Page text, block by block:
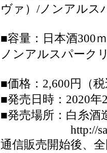
ヴァ）/ノンアルス
■容量：日本酒300
ノンアルスパーク
■価格：2,600円（
■発売日時：2020年
■発売場所：白糸酒
http://
通信販売開始後、